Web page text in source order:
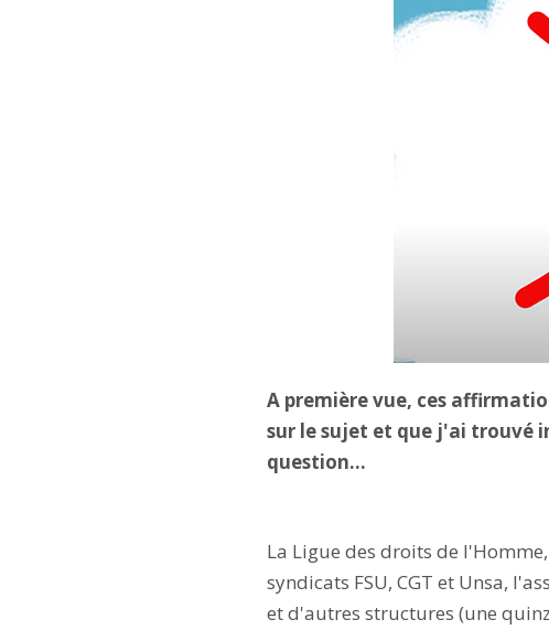
A première vue, ces
sur le sujet et que j'ai trouvé
question…
La Ligue des droits de
syndicats FSU, CGT et Unsa,
et d'autres structures (une